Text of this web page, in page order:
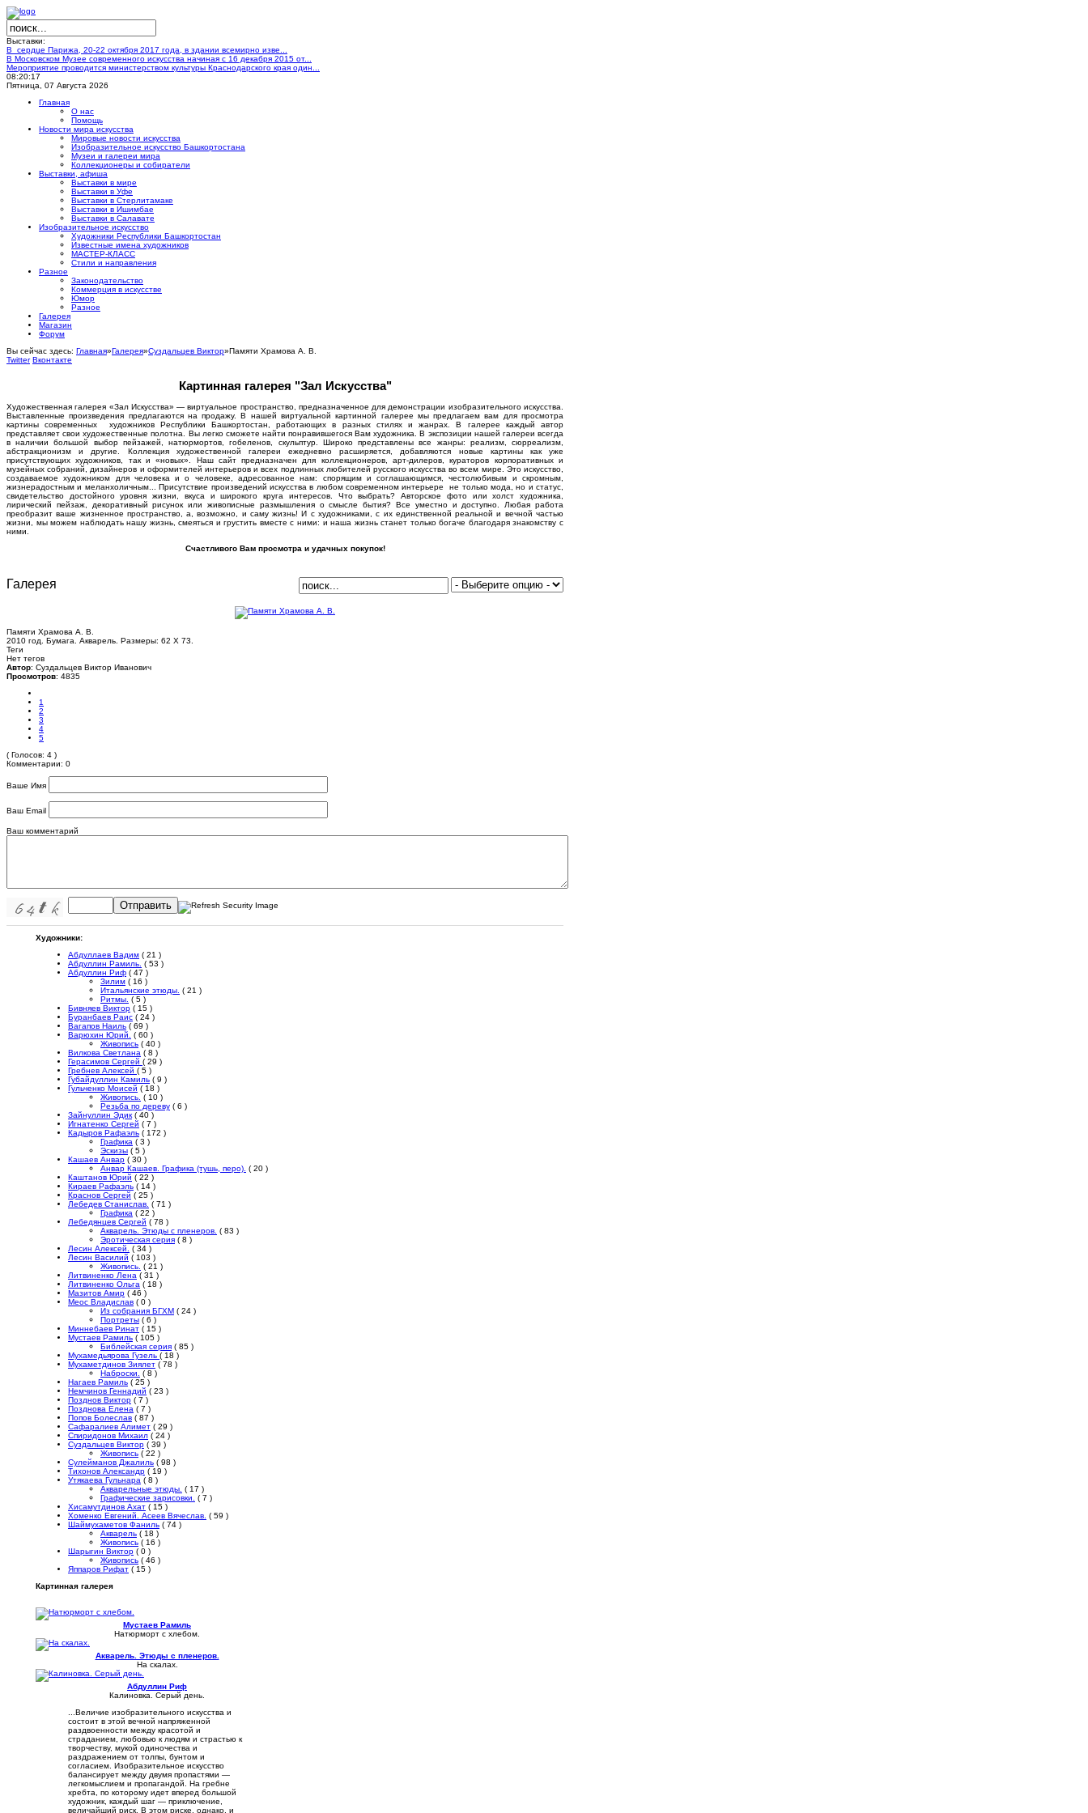
Выставки:
В сердце Парижа, 20-22 октября 2017 года, в здании всемирно изве...
В Московском Музее современного искусства начиная с 16 декабря 2015 от...
Мероприятие проводится министерством культуры Краснодарского края один...
08:20:17
Пятница, 07 Августа 2026
Главная
О нас
Помощь
Новости мира искусства
Мировые новости искусства
Изобразительное искусство Башкортостана
Музеи и галереи мира
Коллекционеры и собиратели
Выставки, афиша
Выставки в мире
Выставки в Уфе
Выставки в Стерлитамаке
Выставки в Ишимбае
Выставки в Салавате
Изобразительное искусство
Художники Республики Башкортостан
Известные имена художников
МАСТЕР-КЛАСС
Стили и направления
Разное
Законодательство
Коммерция в искусстве
Юмор
Разное
Галерея
Магазин
Форум
Вы сейчас здесь: Главная»Галерея»Суздальцев Виктор»Памяти Храмова А. В.
Twitter Вконтакте
Картинная галерея "Зал Искусства"
Художественная галерея «Зал Искусства» — виртуальное пространство, предназначенное для демонстрации изобразительного искусства.
Выставленные произведения предлагаются на продажу. В нашей виртуальной картинной галерее мы предлагаем вам для просмотра
картины современных художников Республики Башкортостан, работающих в разных стилях и жанрах. В галерее каждый автор
представляет свои художественные полотна. Вы легко сможете найти понравившегося Вам художника. В экспозиции нашей галереи всегда
в наличии большой выбор пейзажей, натюрмортов, гобеленов, скульптур. Широко представлены все жанры: реализм, сюрреализм,
абстракционизм и другие. Коллекция художественной галереи ежедневно расширяется, добавляются новые картины как уже
присутствующих художников, так и «новых». Наш сайт предназначен для коллекционеров, арт-дилеров, кураторов корпоративных и
музейных собраний, дизайнеров и оформителей интерьеров и всех подлинных любителей русского искусства во всем мире. Это искусство,
создаваемое художником для человека и о человеке, адресованное нам: спорящим и соглашающимся, честолюбивым и скромным,
жизнерадостным и меланхоличным... Присутствие произведений искусства в любом современном интерьере не только мода, но и статус,
свидетельство достойного уровня жизни, вкуса и широкого круга интересов. Что выбрать? Авторское фото или холст художника,
лирический пейзаж, декоративный рисунок или живописные размышления о смысле бытия? Все уместно и доступно. Любая работа
преобразит ваше жизненное пространство, а, возможно, и саму жизнь! И с художниками, с их единственной реальной и вечной частью
жизни, мы можем наблюдать нашу жизнь, смеяться и грустить вместе с ними: и наша жизнь станет только богаче благодаря знакомству с
ними.
Счастливого Вам просмотра и удачных покупок!
Галерея
Памяти Храмова А. В.
2010 год. Бумага. Акварель. Размеры: 62 Х 73.
Теги
Нет тегов
Автор: Суздальцев Виктор Иванович
Просмотров: 4835
1
2
3
4
5
( Голосов: 4 )
Комментарии: 0
Ваше Имя
Ваш Email
Ваш комментарий
Отправить
Художники:
Абдуллаев Вадим ( 21 )
Абдуллин Рамиль. ( 53 )
Абдуллин Риф ( 47 )
Зилим ( 16 )
Итальянские этюды. ( 21 )
Ритмы. ( 5 )
Бивняев Виктор ( 15 )
Буранбаев Раис ( 24 )
Вагапов Наиль ( 69 )
Варюхин Юрий. ( 60 )
Живопись ( 40 )
Вилкова Светлана ( 8 )
Герасимов Сергей ( 29 )
Гребнев Алексей ( 5 )
Губайдуллин Камиль ( 9 )
Гульченко Моисей ( 18 )
Живопись. ( 10 )
Резьба по дереву ( 6 )
Зайнуллин Эдик ( 40 )
Игнатенко Сергей ( 7 )
Кадыров Рафаэль ( 172 )
Графика ( 3 )
Эскизы ( 5 )
Кашаев Анвар ( 30 )
Анвар Кашаев. Графика (тушь, перо). ( 20 )
Каштанов Юрий ( 22 )
Кираев Рафаэль ( 14 )
Краснов Сергей ( 25 )
Лебедев Станислав. ( 71 )
Графика ( 22 )
Лебедянцев Сергей ( 78 )
Акварель. Этюды с пленеров. ( 83 )
Эротическая серия ( 8 )
Лесин Алексей. ( 34 )
Лесин Василий ( 103 )
Живопись. ( 21 )
Литвиненко Лена ( 31 )
Литвиненко Ольга ( 18 )
Мазитов Амир ( 46 )
Меос Владислав ( 0 )
Из собрания БГХМ ( 24 )
Портреты ( 6 )
Миннебаев Ринат ( 15 )
Мустаев Рамиль ( 105 )
Библейская серия ( 85 )
Мухамедьярова Гузель ( 18 )
Мухаметдинов Зиялет ( 78 )
Наброски. ( 8 )
Нагаев Рамиль ( 25 )
Немчинов Геннадий ( 23 )
Позднов Виктор ( 7 )
Позднова Елена ( 7 )
Попов Болеслав ( 87 )
Сафаралиев Алимет ( 29 )
Спиридонов Михаил ( 24 )
Суздальцев Виктор ( 39 )
Живопись ( 22 )
Сулейманов Джалиль ( 98 )
Тихонов Александр ( 19 )
Утякаева Гульнара ( 8 )
Акварельные этюды. ( 17 )
Графические зарисовки. ( 7 )
Хисамутдинов Ахат ( 15 )
Хоменко Евгений. Асеев Вячеслав. ( 59 )
Шаймухаметов Фаниль ( 74 )
Акварель ( 18 )
Живопись ( 16 )
Шарыгин Виктор ( 0 )
Живопись ( 46 )
Яппаров Рифат ( 15 )
Картинная галерея
Мустаев Рамиль
Натюрморт с хлебом.
Акварель. Этюды с пленеров.
На скалах.
Абдуллин Риф
Калиновка. Серый день.
...Величие изобразительного искусства и
состоит в этой вечной напряженной
раздвоенности между красотой и
страданием, любовью к людям и страстью к
творчеству, мукой одиночества и
раздражением от толпы, бунтом и
согласием. Изобразительное искусство
балансирует между двумя пропастями —
легкомыслием и пропагандой. На гребне
хребта, по которому идет вперед большой
художник, каждый шаг — приключение,
величайший риск. В этом риске, однако, и